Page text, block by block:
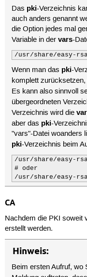
set_var
set_var
set_var
Das pki-Verzeichnis
auch anders genannt
die Option jedes mal
Variable in dervars-
/usr/share/easy-
Wenn man das pki-
komplett
Es kann also sinnvoll
übergeordneten
Verzeichnis wird die
aber das pki-
"vars"-Datei woanders
pki-Verzeichnis beim
/usr/share/easy-
# oder
/usr/share/easy-
CA
Nachdem die PKI soweit
erstellt werden.
Hinweis:
Beim ersten Aufruf, wo